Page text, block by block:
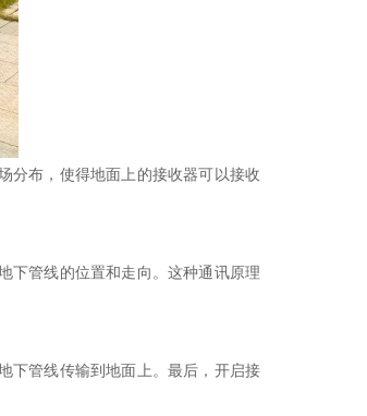
分布，使得地面上的接收器可以接收
管线的位置和走向。这种通讯原理
管线传输到地面上。最后，开启接